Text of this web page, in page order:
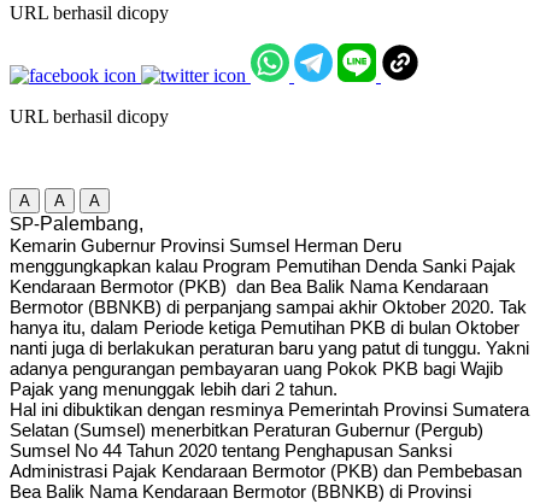
URL berhasil dicopy
URL berhasil dicopy
A A A
SP-Palembang,
Kemarin Gubernur Provinsi Sumsel Herman Deru
menggungkapkan kalau Program Pemutihan Denda Sanki Pajak
Kendaraan Bermotor (PKB) dan Bea Balik Nama Kendaraan
Bermotor (BBNKB) di perpanjang sampai akhir Oktober 2020. Tak
hanya itu, dalam Periode ketiga Pemutihan PKB di bulan Oktober
nanti juga di berlakukan peraturan baru yang patut di tunggu. Yakni
adanya pengurangan pembayaran uang Pokok PKB bagi Wajib
Pajak yang menunggak lebih dari 2 tahun.
Hal ini dibuktikan dengan resminya Pemerintah Provinsi Sumatera
Selatan (Sumsel) menerbitkan Peraturan Gubernur (Pergub)
Sumsel No 44 Tahun 2020 tentang Penghapusan Sanksi
Administrasi Pajak Kendaraan Bermotor (PKB) dan Pembebasan
Bea Balik Nama Kendaraan Bermotor (BBNKB) di Provinsi